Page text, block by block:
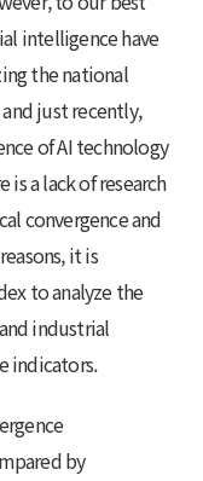
intelligence have
the national
just recently,
of AI technology
a lack of research
convergence and
it is
to analyze the
industrial
indicators.
by